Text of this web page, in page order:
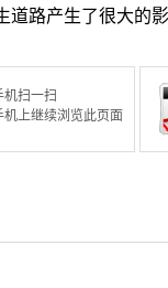
道路产生了很大的
机扫一扫
机上继续浏览此页面